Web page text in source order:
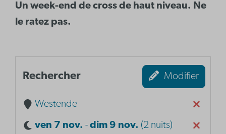
Un week-end de cross de haut niveau. Ne
le ratez pas.
Rechercher Modifier
Westende
ven 7 nov. -dim 9 nov. (2 nuits)